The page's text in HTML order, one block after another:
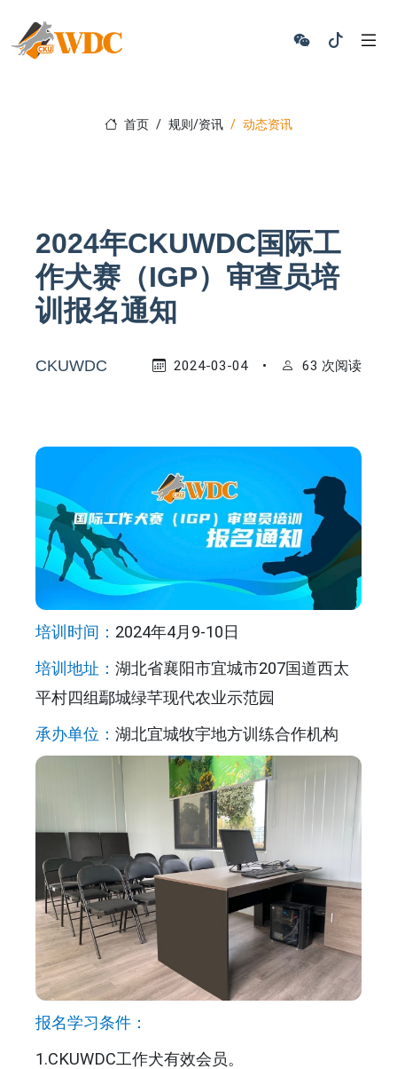
首页 规则/资讯 动态资讯
2024年CKUWDC国际工
作犬赛（IGP）审查员培
训报名通知
CKUWDC 2024-03-04 • 63 次阅读
培训时间： 2024年4月9-10日
培训地址： 湖北省襄阳市宜城市207国道西太
平村四组鄢城绿芊现代农业示范园
承办单位： 湖北宜城牧宇地方训练合作机构
报名学习条件：
1.CKUWDC工作犬有效会员。